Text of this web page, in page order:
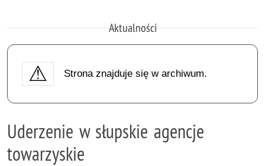
Aktualności
Strona znajduje się w archiwum.
Uderzenie w słupskie agencje
towarzyskie